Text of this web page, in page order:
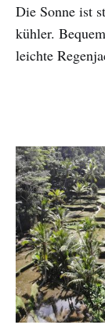
Die Sonne ist
kühler.
leichte